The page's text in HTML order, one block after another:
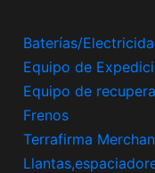
Baterías/
Equipo de
Equipo de
Frenos
Terrafirma